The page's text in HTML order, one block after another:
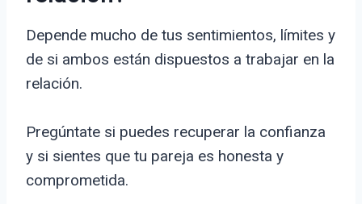
Depende mucho de tus sentimientos, límites y
de si ambos están dispuestos a trabajar en la
relación.
Pregúntate si puedes recuperar la confianza
y si sientes que tu pareja es honesta y
comprometida.